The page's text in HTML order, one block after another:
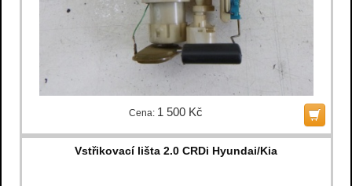
Cena: 1 500 Kč
Vstřikovací lišta 2.0 CRDi Hyundai/Kia